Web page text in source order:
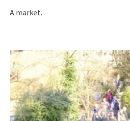
A market.